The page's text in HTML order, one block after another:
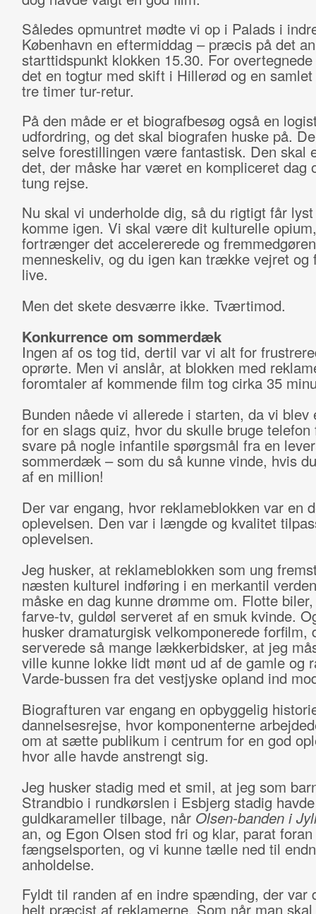
Således opmuntret mødte vi op i Palads i
København en eftermiddag – præcis på det
starttidspunkt klokken 15.30. For
det en togtur med skift i Hillerød og en
tre timer tur-retur.
På den måde er et biografbesøg også en
udfordring, og det skal biografen huske på.
selve forestillingen være fantastisk. Den skal
det, der måske har været en kompliceret dag
tung rejse.
Nu skal vi underholde dig, så du rigtigt får
komme igen. Vi skal være dit kulturelle
fortrænger det accelererede og
menneskeliv, og du igen kan trække vejret og
live.
Men det skete desværre ikke. Tværtimod.
Konkurrence om sommerdæk
Ingen af os tog tid, dertil var vi alt for
oprørte. Men vi anslår, at blokken med
foromtaler af kommende film tog cirka 35
Bunden nåede vi allerede i starten, da vi blev
for en slags quiz, hvor du skulle bruge telefon
svare på nogle infantile spørgsmål fra en
sommerdæk – som du så kunne vinde, hvis
af en million!
Der var engang, hvor reklameblokken var en
oplevelsen. Den var i længde og kvalitet
oplevelsen.
Jeg husker, at reklameblokken som ung
næsten kulturel indføring i en merkantil
måske en dag kunne drømme om. Flotte
farve-tv, guldøl serveret af en smuk kvinde.
husker dramaturgisk velkomponerede forfilm,
serverede så mange lækkerbidsker, at jeg
ville kunne lokke lidt mønt ud af de gamle og
Varde-bussen fra det vestjyske opland ind
Biografturen var engang en opbyggelig
dannelsesrejse, hvor komponenterne
om at sætte publikum i centrum for en god
hvor alle havde anstrengt sig.
Jeg husker stadig med et smil, at jeg som
Strandbio i rundkørslen i Esbjerg stadig havde
guldkarameller tilbage, når Olsen-banden i
an, og Egon Olsen stod fri og klar, parat foran
fængselsporten, og vi kunne tælle ned til
anholdelse.
Fyldt til randen af en indre spænding, der var
helt præcist af reklamerne. Som når man skal